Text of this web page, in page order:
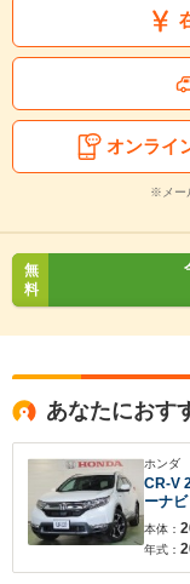
オンライ
※メー
無
料
あなたにおす
ホンダ
CR-V
ーナ
ラレ
ヒー
本体：
年式：